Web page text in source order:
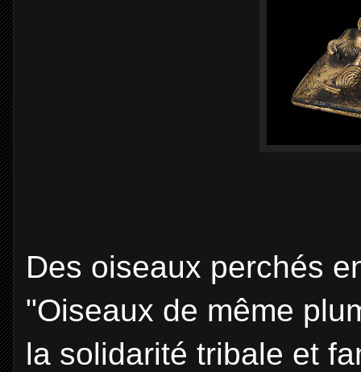
Des oiseaux perchés
"Oiseaux de même
la solidarité tribale et